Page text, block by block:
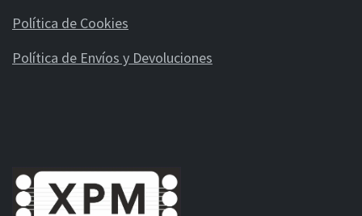
Política de Cookies
Política de Envíos y Devoluciones